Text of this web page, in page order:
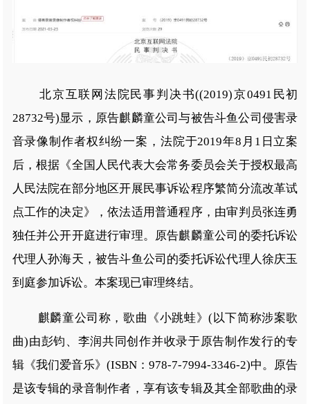
北京互联网法院民事判决书((2019)京0491民初
28732号)显示，原告麒麟童公司与被告斗鱼公司侵害录
音录像制作者权纠纷一案，法院于2019年8月1日立案
后，根据《全国人民代表大会常务委员会关于授权最高
人民法院在部分地区开展民事诉讼程序繁简分流改革试
点工作的决定》，依法适用普通程序，由审判员张连勇
独任并公开开庭进行审理。原告麒麟童公司的委托诉讼
代理人孙海天，被告斗鱼公司的委托诉讼代理人徐庆玉
到庭参加诉讼。本案现已审理终结。
麒麟童公司称，歌曲《小跳蛙》(以下简称涉案歌
曲)由彭钧、李润共同创作并收录于原告制作发行的专
辑《我们爱音乐》(ISBN：978-7-7994-3346-2)中。原告
是该专辑的录音制作者，享有该专辑及其全部歌曲的录